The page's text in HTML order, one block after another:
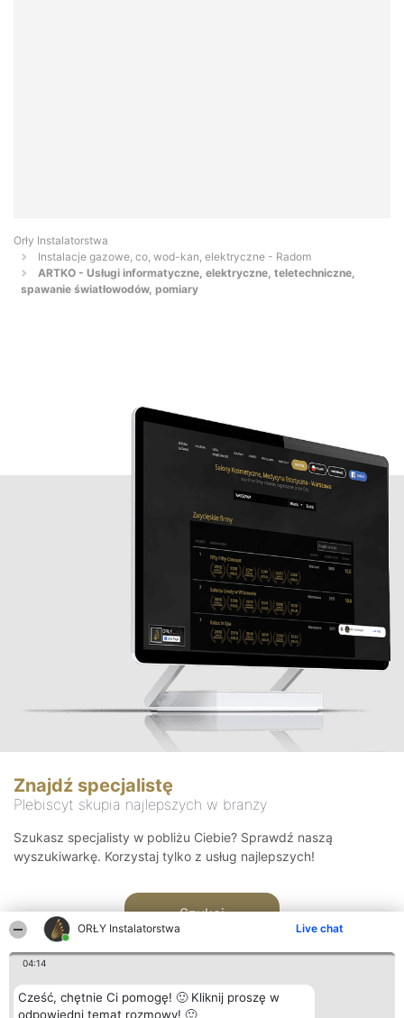
ORŁY Instalatorstwa Live chat
04:14
Cześć, chętnie Ci pomogę! 🙂 Kliknij proszę w
odpowiedni temat rozmowy! 🙂
Orły Instalatorstwa
Instalacje gazowe, co, wod-kan, elektryczne - Radom
ARTKO - Usługi informatyczne, elektryczne, teletechniczne,
spawanie światłowodów, pomiary
Znajdź specjalistę
Plebiscyt skupia najlepszych w branży
Szukasz specjalisty w pobliżu Ciebie? Sprawdź naszą
wyszukiwarkę. Korzystaj tylko z usług najlepszych!
Szukaj